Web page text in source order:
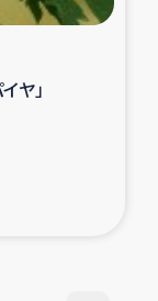
ヤ」